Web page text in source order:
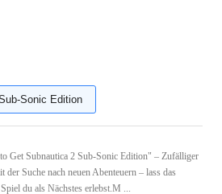
Sonic Edition
Get Subnautica 2 Sub-Sonic Edition" – Zufälliger
Suche nach neuen Abenteuern – lass das
du als Nächstes erlebst.M ...